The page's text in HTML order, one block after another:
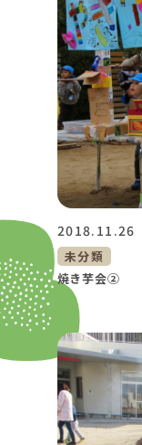
2018.11.26
未分類
焼き芋会②